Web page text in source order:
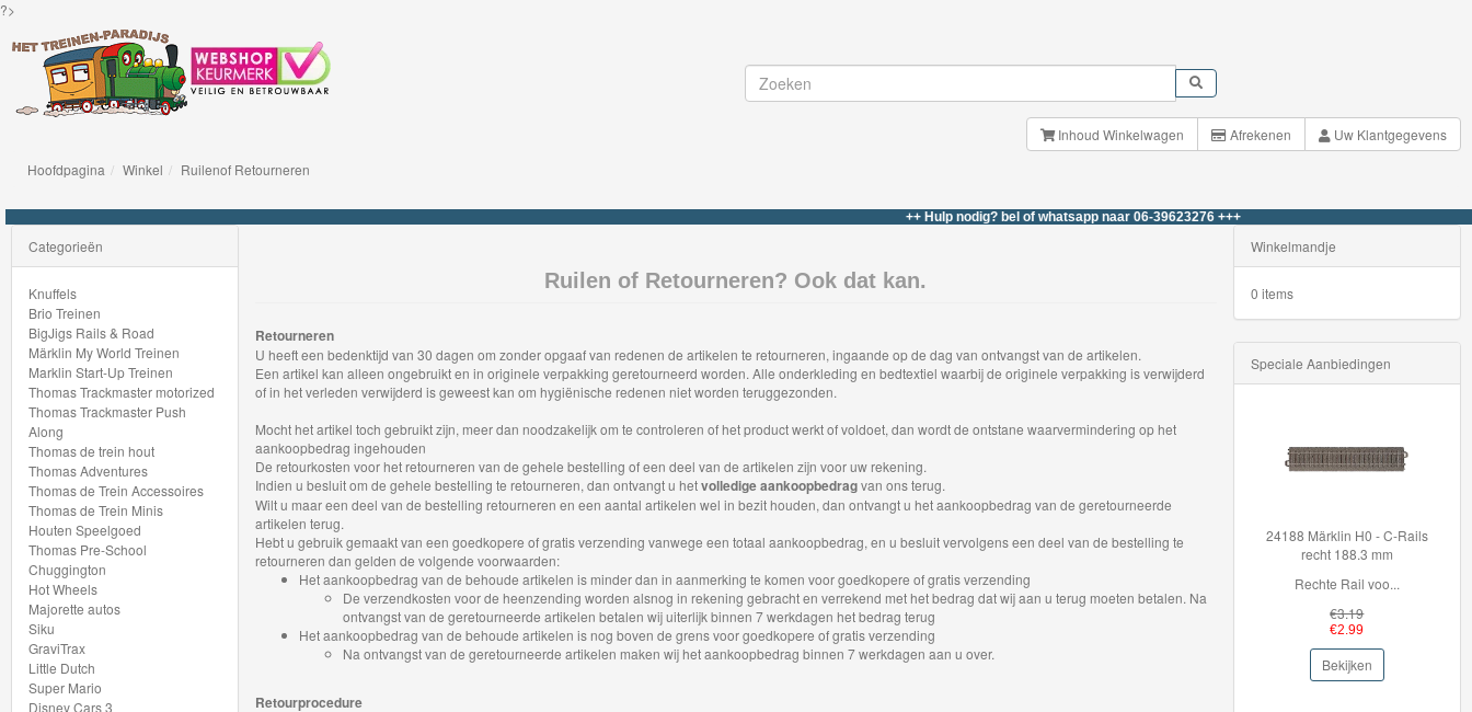
?>
Brio
Treinen
BigJigs
Rails
&
Road
Märklin
My
World
Treinen
Marklin
Start-
Up
Inhoud Winkelwagen Afrekenen
Uw Klantgegevens
Hoofdpagina
Winkel Ruilenof Retourneren
++ Hulp nodig? bel of whatsapp naar 06-39623276 +++
Ruilen of Retourneren? Ook dat kan.
Retourneren
U heeft een bedenktijd van 30 dagen om zonder opgaaf van redenen de artikelen te retourneren, ingaande op de dag van ontvangst van de artikelen.
Een artikel kan alleen ongebruikt en in originele verpakking geretourneerd worden. Alle onderkleding en bedtextiel waarbij de originele verpakking is verwijderd
of in het verleden verwijderd is geweest kan om hygiënische redenen niet worden teruggezonden.
Mocht het artikel toch gebruikt zijn, meer dan noodzakelijk om te controleren of het product werkt of voldoet, dan wordt de ontstane waarvermindering op het
aankoopbedrag ingehouden
De retourkosten voor het retourneren van de gehele bestelling of een deel van de artikelen zijn voor uw rekening.
Indien u besluit om de gehele bestelling te retourneren, dan ontvangt u hetvolledige aankoopbedragvan ons terug.
Wilt u maar een deel van de bestelling retourneren en een aantal artikelen wel in bezit houden, dan ontvangt u het aankoopbedrag van de geretourneerde
artikelen terug.
Hebt u gebruik gemaakt van een goedkopere of gratis verzending vanwege een totaal aankoopbedrag, en u besluit vervolgens een deel van de bestelling te
retourneren dan gelden de volgende voorwaarden:
Het aankoopbedrag van de behoude artikelen is minder dan in aanmerking te komen voor goedkopere of gratis verzending
De verzendkosten voor de heenzending worden alsnog in rekening gebracht en verrekend met het bedrag dat wij aan u terug moeten betalen. Na
ontvangst van de geretourneerde artikelen betalen wij uiterlijk binnen 7 werkdagen het bedrag terug
Het aankoopbedrag van de behoude artikelen is nog boven de grens voor goedkopere of gratis verzending
Na ontvangst van de geretourneerde artikelen maken wij het aankoopbedrag binnen 7 werkdagen aan u over.
Retourprocedure
Categorieën
Knuffels
Brio Treinen
BigJigs Rails & Road
Märklin My World Treinen
Marklin Start-Up Treinen
Thomas Trackmaster motorized
Thomas Trackmaster Push
Along
Thomas de trein hout
Thomas Adventures
Thomas de Trein Accessoires
Thomas de Trein Minis
Houten Speelgoed
Thomas Pre-School
Chuggington
Hot Wheels
Majorette autos
Siku
GraviTrax
Little Dutch
Super Mario
Disney Cars 3
Winkelmandje
0 items
Speciale Aanbiedingen
24188 Märklin H0 - C-Rails
recht 188.3 mm
Rechte Rail voo...
€3.19
€2.99
Bekijken